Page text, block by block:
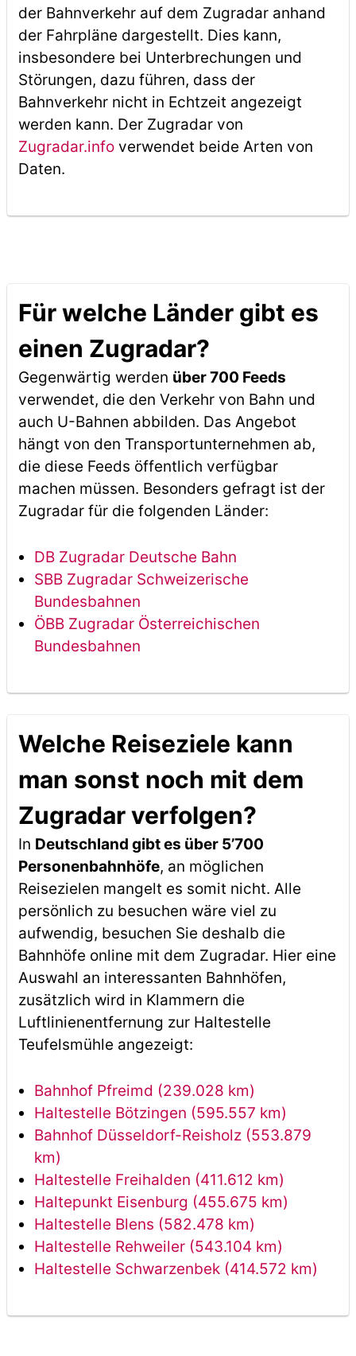
der Bahnverkehr auf dem Zugradar anhand
der Fahrpläne dargestellt. Dies kann,
insbesondere bei Unterbrechungen und
Störungen, dazu führen, dass der
Bahnverkehr nicht in Echtzeit angezeigt
werden kann. Der Zugradar von
Zugradar.infoverwendet beide Arten von
Daten.
Für welche Länder gibt es
einen Zugradar?
Gegenwärtig werden über 700 Feeds
verwendet, die den Verkehr von Bahn und
auch U-Bahnen abbilden. Das Angebot
hängt von den Transportunternehmen ab,
die diese Feeds öffentlich verfügbar
machen müssen. Besonders gefragt ist der
Zugradar für die folgenden Länder:
DB Zugradar Deutsche Bahn
SBB Zugradar Schweizerische
Bundesbahnen
ÖBB Zugradar Österreichischen
Bundesbahnen
Welche Reiseziele kann
man sonst noch mit dem
Zugradar verfolgen?
In Deutschland gibt es über 5’700
Personenbahnhöfe, an möglichen
Reisezielen mangelt es somit nicht. Alle
persönlich zu besuchen wäre viel zu
aufwendig, besuchen Sie deshalb die
Bahnhöfe online mit dem Zugradar. Hier eine
Auswahl an interessanten Bahnhöfen,
zusätzlich wird in Klammern die
Luftlinienentfernung zur Haltestelle
Teufelsmühle angezeigt:
Bahnhof Pfreimd (239.028 km)
Haltestelle Bötzingen (595.557 km)
Bahnhof Düsseldorf-Reisholz (553.879
km)
Haltestelle Freihalden (411.612 km)
Haltepunkt Eisenburg (455.675 km)
Haltestelle Blens (582.478 km)
Haltestelle Rehweiler (543.104 km)
Haltestelle Schwarzenbek (414.572 km)